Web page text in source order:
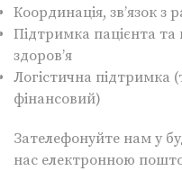
Координація, зв’язок з
Підтримка пацієнта та
здоров’я
Логістична підтримка
фінансовий)
Зателефонуйте нам у
нас електронною